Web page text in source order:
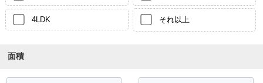
4LDK それ以上
面積